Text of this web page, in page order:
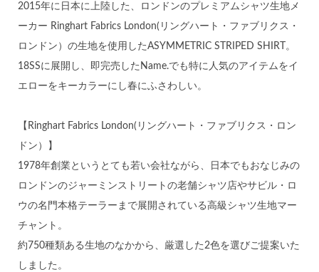
2015年に日本に上陸した、ロンドンのプレミアムシャツ生地メ
ーカー Ringhart Fabrics London(リングハート・ファブリクス・
ロンドン）の生地を使用したASYMMETRIC STRIPED SHIRT。
18SSに展開し、即完売したName.でも特に人気のアイテムをイ
エローをキーカラーにし春にふさわしい。
【Ringhart Fabrics London(リングハート・ファブリクス・ロン
ドン）】
1978年創業というとても若い会社ながら、日本でもおなじみの
ロンドンのジャーミンストリートの老舗シャツ店やサビル・ロ
ウの名門本格テーラーまで展開されている高級シャツ生地マー
チャント。
約750種類ある生地のなかから、厳選した2色を選びご提案いた
しました。